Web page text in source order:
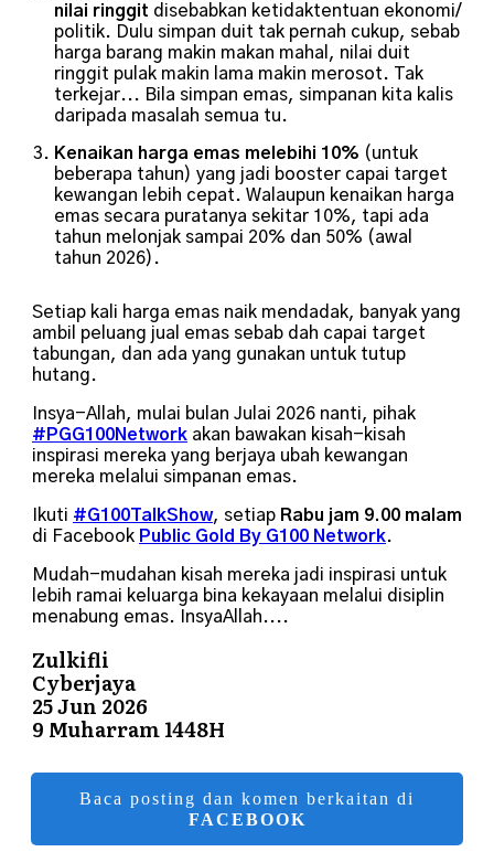
nilai ringgit disebabkan ketidaktentuan ekonomi/
politik. Dulu simpan duit tak pernah cukup, sebab
harga barang makin makan mahal, nilai duit
ringgit pulak makin lama makin merosot. Tak
terkejar... Bila simpan emas, simpanan kita kalis
daripada masalah semua tu.
Kenaikan harga emas melebihi 10% (untuk
beberapa tahun) yang jadi booster capai target
kewangan lebih cepat. Walaupun kenaikan harga
emas secara puratanya sekitar 10%, tapi ada
tahun melonjak sampai 20% dan 50% (awal
tahun 2026).
Setiap kali harga emas naik mendadak, banyak yang
ambil peluang jual emas sebab dah capai target
tabungan, dan ada yang gunakan untuk tutup
hutang.
Insya-Allah, mulai bulan Julai 2026 nanti, pihak
#PGG100Network akan bawakan kisah-kisah
inspirasi mereka yang berjaya ubah kewangan
mereka melalui simpanan emas.
Ikuti #G100TalkShow, setiap Rabu jam 9.00 malam
di Facebook Public Gold By G100 Network.
Mudah-mudahan kisah mereka jadi inspirasi untuk
lebih ramai keluarga bina kekayaan melalui disiplin
menabung emas. InsyaAllah....
Zulkifli
Cyberjaya
25 Jun 2026
9 Muharram 1448H
Baca posting dan komen berkaitan di
FACEBOOK